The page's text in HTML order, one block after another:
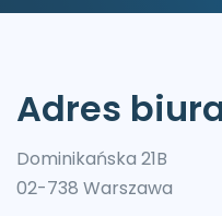
Adres
Dominikańska 21B
02-738 Warszawa